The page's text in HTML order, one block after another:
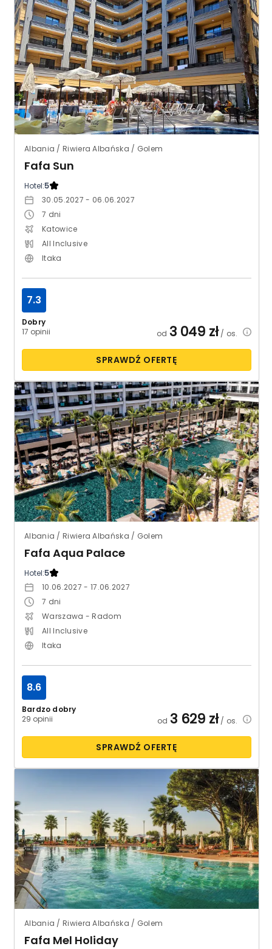
Albania / Riwiera Albańska / Golem
Fafa Sun
Hotel:5
30.05.2027 - 06.06.2027
7 dni
Katowice
All Inclusive
Itaka
Dobry
17 opinii
7.3
od 3 049 zł/ os.
SPRAWDŹ OFERTĘ
Albania / Riwiera Albańska / Golem
Fafa Aqua Palace
Hotel:5
10.06.2027 - 17.06.2027
7 dni
Warszawa - Radom
All Inclusive
Itaka
Bardzo dobry
29 opinii
8.6
od 3 629 zł/ os.
SPRAWDŹ OFERTĘ
Albania / Riwiera Albańska / Golem
Fafa Mel Holiday